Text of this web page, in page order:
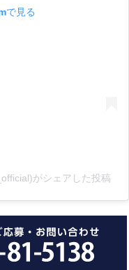
で見る
がシェアした投稿